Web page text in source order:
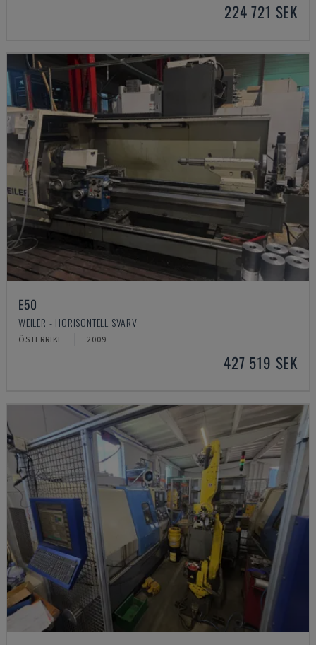
224 721 SEK
E50
WEILER - HORISONTELL SVARV
ÖSTERRIKE 2009
427 519 SEK